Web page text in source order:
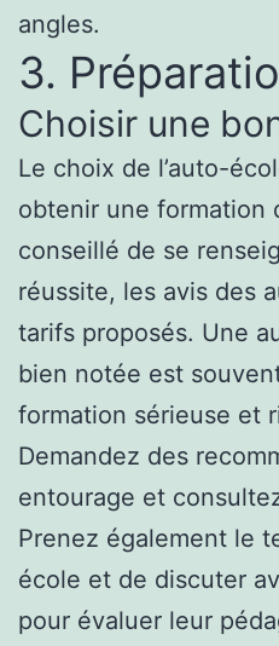
angles.
3.
Choisir une
Le choix de l’auto-
obtenir une formation
conseillé de se
réussite, les avis des
tarifs proposés. Une
bien notée est
formation sérieuse et
Demandez des
entourage et
Prenez également le
école et de discuter
pour évaluer leur